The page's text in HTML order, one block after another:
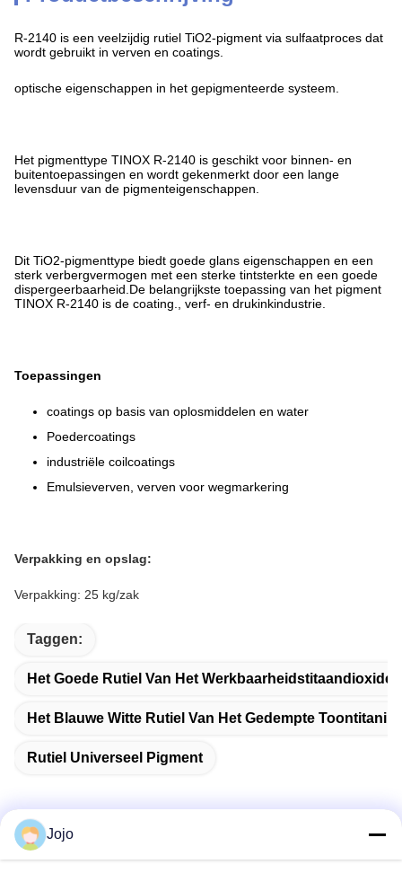
R-2140 is een veelzijdig rutiel TiO2-pigment via sulfaatproces dat
wordt gebruikt in verven en coatings.
optische eigenschappen in het gepigmenteerde systeem.
Het pigmenttype TINOX R-2140 is geschikt voor binnen- en
buitentoepassingen en wordt gekenmerkt door een lange
levensduur van de pigmenteigenschappen.
Dit TiO2-pigmenttype biedt goede glans eigenschappen en een
sterk verbergvermogen met een sterke tintsterkte en een goede
dispergeerbaarheid.De belangrijkste toepassing van het pigment
TINOX R-2140 is de coating., verf- en drukinkindustrie.
Toepassingen
coatings op basis van oplosmiddelen en water
Poedercoatings
industriële coilcoatings
Emulsieverven, verven voor wegmarkering
Verpakking en opslag:
Verpakking: 25 kg/zak
Taggen:
Het Goede Rutiel Van Het Werkbaarheidstitaandioxide
Het Blauwe Witte Rutiel Van Het Gedempte
Rutiel Universeel Pigment
Jojo